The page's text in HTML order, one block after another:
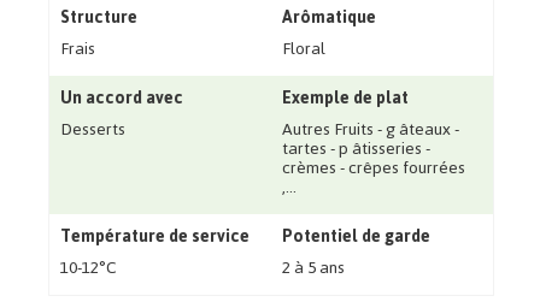
Structure
Frais
Arômatique
Floral
Un accord avec
Desserts
Exemple de plat
Autres Fruits - g âteaux -
tartes - p âtisseries -
crèmes - crêpes fourrées
‚...
Température de service
10-12°C
Potentiel de garde
2 à 5 ans